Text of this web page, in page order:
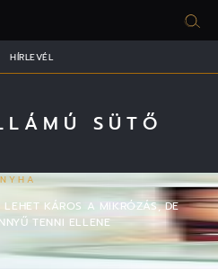
HÍRLEVÉL
SÜTŐ
LEHET KÁROS A MIKRÓZÁS, DE
TENNI ELLENE